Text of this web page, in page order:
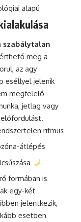
alapú
szabálytalan
meg a
az agy
eséllyel jelenik
megfelelő
jetlag vagy
ritmus
átlépés
formában is
egy-két
jelentkezik,
esetben